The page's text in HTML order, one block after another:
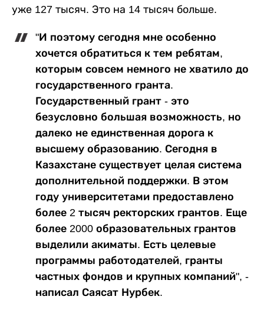
уже 127 тысяч. Это на 14 тысяч больше.
"И поэтому сегодня мне особенно
хочется обратиться к тем ребятам,
которым совсем немного не хватило до
государственного гранта.
Государственный грант - это
безусловно большая возможность, но
далеко не единственная дорога к
высшему образованию. Сегодня в
Казахстане существует целая система
дополнительной поддержки. В этом
году университетами предоставлено
более 2 тысяч ректорских грантов. Еще
более 2000 образовательных грантов
выделили акиматы. Есть целевые
программы работодателей, гранты
частных фондов и крупных компаний", -
написал Саясат Нурбек.